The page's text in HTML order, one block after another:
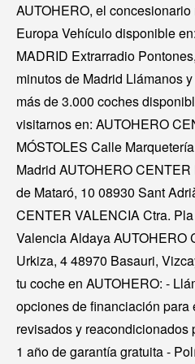
AUTOHERO, el
Europa Vehículo disponible
MADRID Extrarradio
minutos de Madrid Llámanos
más de 3.000 coches
visitarnos en: AUTOHERO
MÓSTOLES Calle
Madrid AUTOHERO
de Mataró, 10 08930 Sant
CENTER VALENCIA Ctra.
Valencia Aldaya AUTOHERO
Urkiza, 4 48970 Basauri,
tu coche en AUTOHERO: -
opciones de financiación para
revisados y reacondicionados
1 año de garantía gratuita -